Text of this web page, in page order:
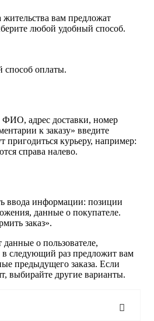
вам предложат
любой удобный способ.
оплаты.
ФИО, адрес доставки, номер
к заказу» введите
пригодиться курьеру, например:
справа налево.
ввода информации: позиции
данные о покупателе.
заказ».
о пользователе,
следующий раз предложит вам
предыдущего заказа. Если
выбирайте другие варианты.